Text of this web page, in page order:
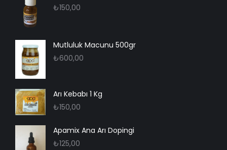
₺150,00
Mutluluk Macunu 500gr
₺600,00
Arı Kebabı 1 Kg
₺150,00
Apamix Ana Arı Dopingi
₺125,00